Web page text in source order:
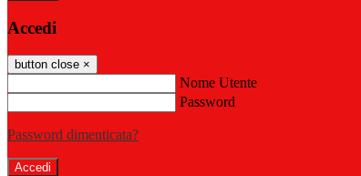
Accedi
button close ×
Nome Utente
Password
Password dimenticata?